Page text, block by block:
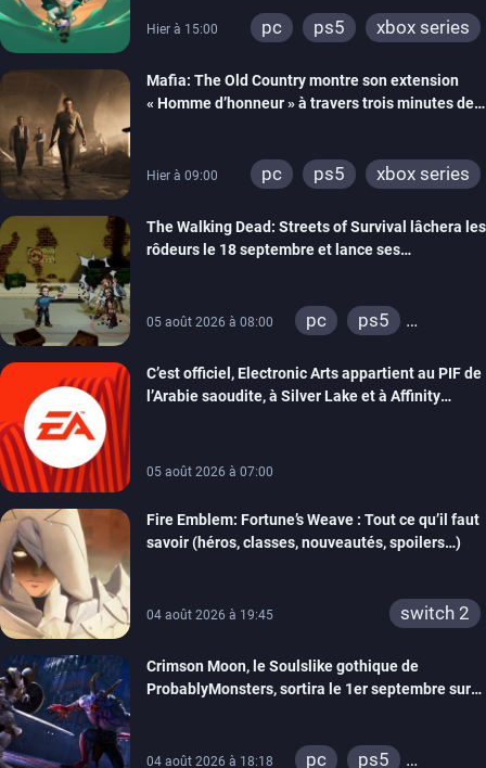
Hier à 15:00 pc ps5 xbox series
Mafia: The Old Country montre son extension
« Homme d’honneur » à travers trois minutes de
Hier à 09:00 pc ps5 xbox series
The Walking Dead: Streets of Survival lâchera les
rôdeurs le 18 septembre et lance ses
05 août 2026 à 08:00 pc
ps5
switch
switch 2
C’est officiel, Electronic Arts appartient au PIF de
l’Arabie saoudite, à Silver Lake et à Affinity
05 août 2026 à 07:00
Fire Emblem: Fortune’s Weave : Tout ce qu’il faut
savoir (héros, classes, nouveautés, spoilers…)
04 août 2026 à 19:45 switch 2
Crimson Moon, le Soulslike gothique de
ProbablyMonsters, sortira le 1er septembre sur
04 août 2026 à 18:18 pc ps5